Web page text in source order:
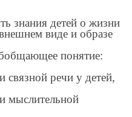
знания детей о жизни
виде и образе
понятие:
связной речи у детей,
мыслительной